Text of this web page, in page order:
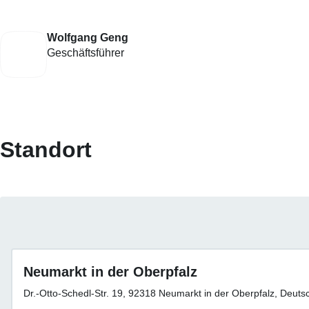
Wolfgang Geng
Geschäftsführer
Standort
Neumarkt in der Oberpfalz
Dr.-Otto-Schedl-Str. 19, 92318 Neumarkt in der Oberpfalz,